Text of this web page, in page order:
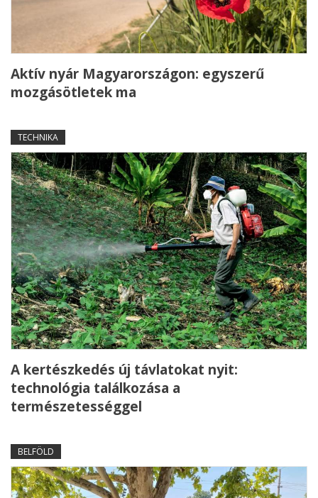
Aktív nyár Magyarországon: egyszerű
mozgásötletek ma
TECHNIKA
A kertészkedés új távlatokat nyit:
technológia találkozása a
természetességgel
BELFÖLD